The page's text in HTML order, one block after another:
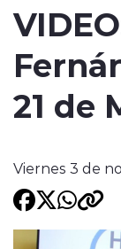
Deportes
21 de
Viernes 3 de